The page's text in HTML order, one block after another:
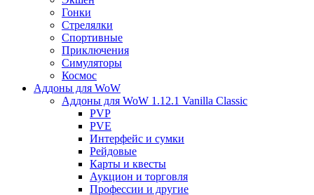
Гонки
Стрелялки
Спортивные
Приключения
Симуляторы
Космос
Аддоны для WoW
Аддоны для WoW 1.12.1 Vanilla Classic
PVP
PVE
Интерфейс и сумки
Рейдовые
Карты и квесты
Аукцион и торговля
Профессии и другие